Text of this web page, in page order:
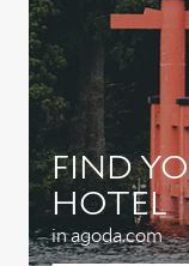
ใ
รถ